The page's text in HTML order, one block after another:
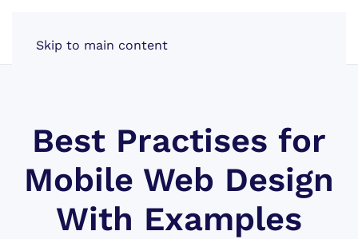
Skip to main content
Best Practises for
Mobile Web Design
With Examples